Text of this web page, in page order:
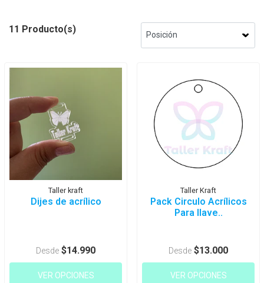
11 Producto(s)
Taller kraft
Dijes de acrílico
Desde $14.990
VER OPCIONES
Taller Kraft
Pack Circulo Acrílicos
Para llave..
Desde $13.000
VER OPCIONES